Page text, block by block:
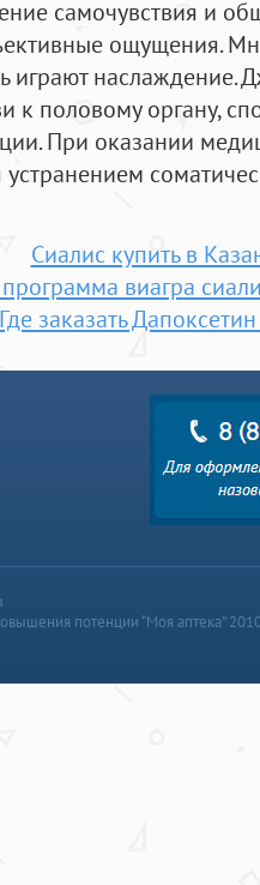
самочувствия и
ощущения.
играют наслаждение.
к половому органу,
При оказании
Сиалис купить в
виагра
Где заказать
потенции “Моя аптека”